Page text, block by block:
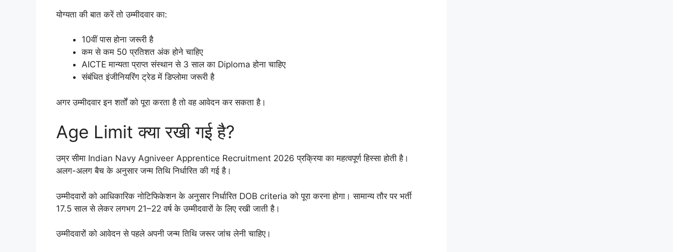
योग्यता की बात करें तो उम्मीदवार का:
10वीं पास होना जरूरी है
कम से कम 50 प्रतिशत अंक होने चाहिए
AICTE मान्यता प्राप्त संस्थान से 3 साल का Diploma होना चाहिए
संबंधित इंजीनियरिंग ट्रेड में डिप्लोमा जरूरी है
अगर उम्मीदवार इन शर्तों को पूरा करता है तो वह आवेदन कर सकता है।
Age Limit क्या रखी गई है?
उम्र सीमा Indian Navy Agniveer Apprentice Recruitment 2026 प्रक्रिया का महत्वपूर्ण हिस्सा होती है।
अलग-अलग बैच के अनुसार जन्म तिथि निर्धारित की गई है।
उम्मीदवारों को आधिकारिक नोटिफिकेशन के अनुसार निर्धारित DOB criteria को पूरा करना होगा। सामान्य तौर पर भर्ती
17.5 साल से लेकर लगभग 21–22 वर्ष के उम्मीदवारों के लिए रखी जाती है।
उम्मीदवारों को आवेदन से पहले अपनी जन्म तिथि जरूर जांच लेनी चाहिए।